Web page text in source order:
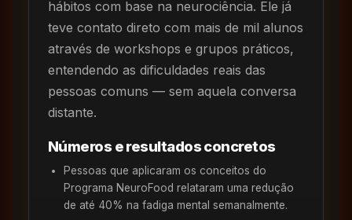
hábitos com base na neurociência. Ele já
teve contato direto com mais de mil alunos
através de workshops e grupos práticos,
entendendo as dificuldades reais das
pessoas comuns — sem aquela conversa
distante.
Números e resultados concretos
Pessoas que aplicaram os conceitos do
Programa NeuroFood relataram uma redução
de até 40% na fadiga mental semanalmente.